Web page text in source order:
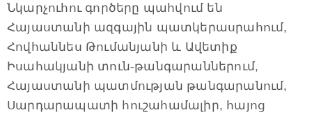
Նկարչուհու գործերը պահվում են
Հայաստանի ազգային պատկերասրահում,
Հովհաննես Թումանյանի և Ավետիք
Իսահակյանի տուն-թանգարաններում,
Հայաստանի պատմության թանգարանում,
Սարդարապատի հուշահամալիր, հայոց